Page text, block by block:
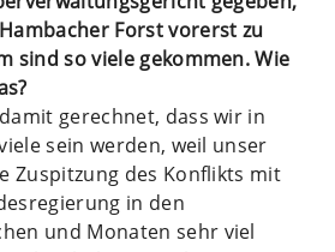
Forst vorerst zu
sind so viele gekommen. Wie
gerechnet, dass wir in
sein werden, weil unser
Zuspitzung des Konflikts mit
in den
und Monaten sehr viel